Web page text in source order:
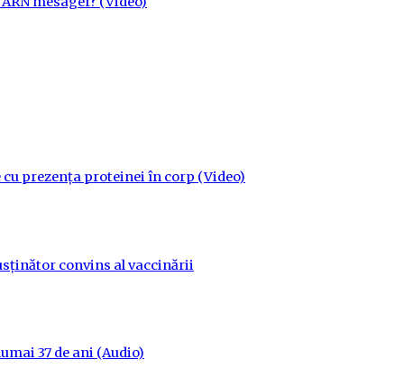
prezența proteinei în corp (Video)
convins al vaccinării
37 de ani (Audio)